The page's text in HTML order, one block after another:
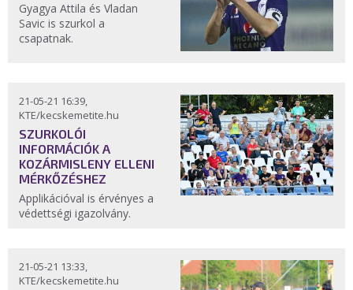
Gyagya Attila és Vladan
Savic is szurkol a
csapatnak.
21-05-21 16:39,
KTE/kecskemetite.hu
SZURKOLÓI
INFORMÁCIÓK A
KOZÁRMISLENY ELLENI
MÉRKŐZÉSHEZ
Applikációval is érvényes a
védettségi igazolvány.
21-05-21 13:33,
KTE/kecskemetite.hu